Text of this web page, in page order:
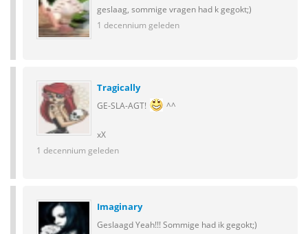
geslaag, sommige vragen had k gegokt;)
1 decennium geleden
Tragically
GE-SLA-AGT! ^^
xX
1 decennium geleden
Imaginary
Geslaagd Yeah!!! Sommige had ik gegokt;)